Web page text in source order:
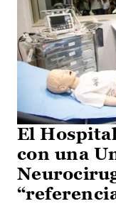
El
con una